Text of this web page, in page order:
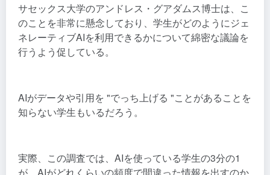
サセックス大学のアンドレス・グアダムス博士は、こ
のことを非常に懸念しており、学生がどのようにジェ
ネレーティブAIを利用できるかについて綿密な議論を
行うよう促している。
AIがデータや引用を "でっち上げる "ことがあることを
知らない学生もいるだろう。
実際、この調査では、AIを使っている学生の3分の1